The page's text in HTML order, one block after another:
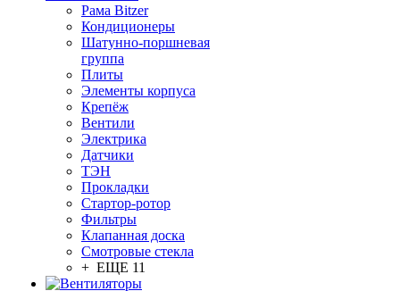
Рама Bitzer
Кондиционеры
Шатунно-поршневая
группа
Плиты
Элементы корпуса
Крепёж
Вентили
Электрика
Датчики
ТЭН
Прокладки
Стартор-ротор
Фильтры
Клапанная доска
Смотровые стекла
+ ЕЩЕ 11